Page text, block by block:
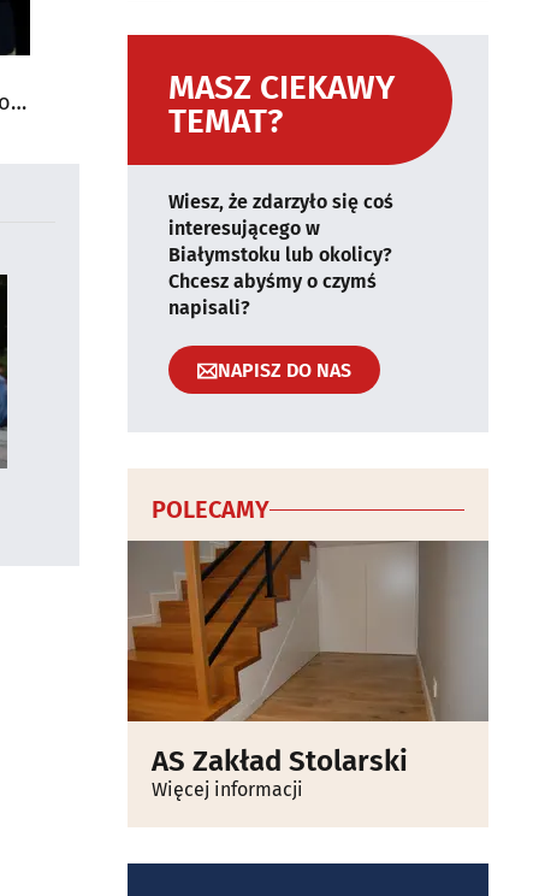
MASZ CIEKAWY
TEMAT?
Wiesz, że zdarzyło się coś
interesującego w
Białymstoku lub okolicy?
Chcesz abyśmy o czymś
napisali?
NAPISZ DO NAS
POLECAMY
AS Zakład Stolarski
Więcej informacji